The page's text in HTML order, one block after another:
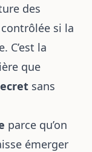
des
si la
C’est la
que
sans
parce qu’on
émerger